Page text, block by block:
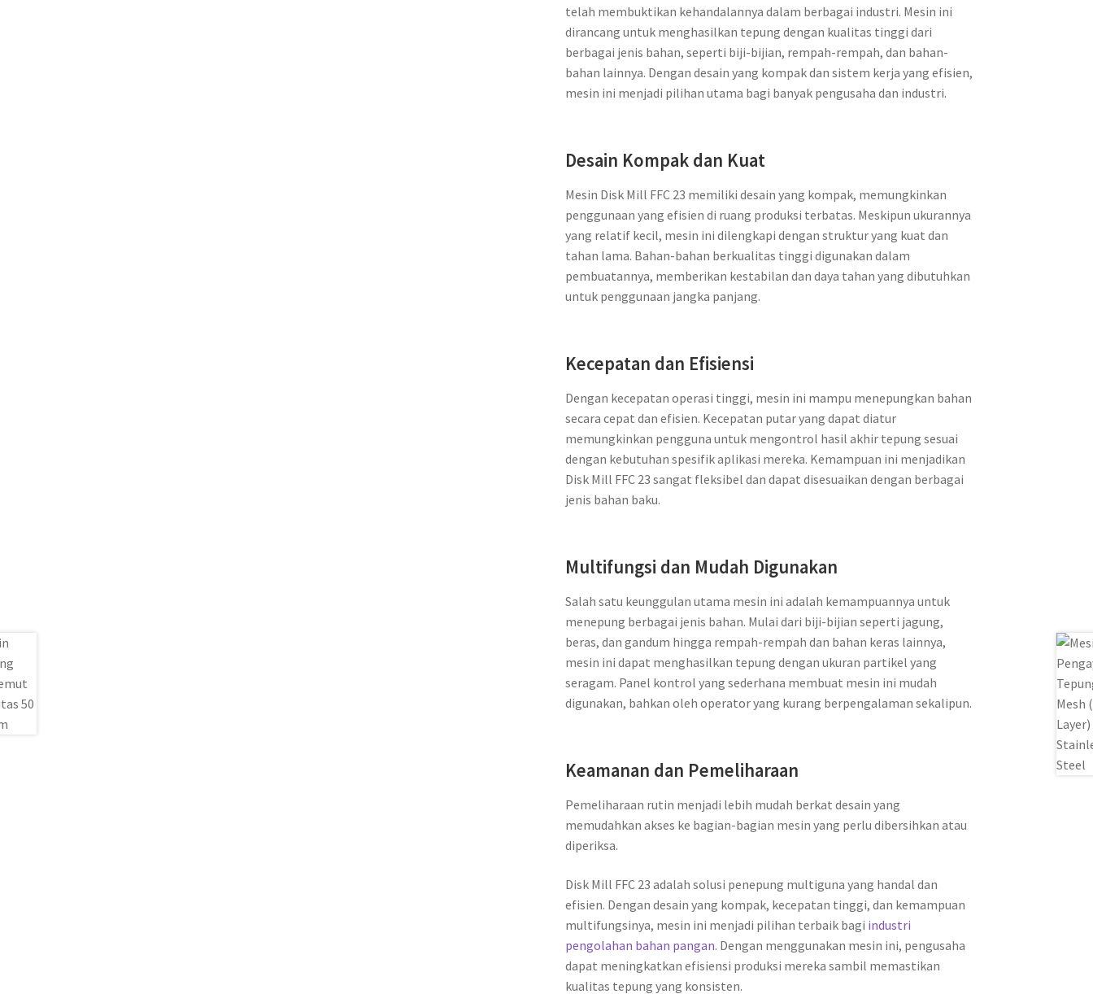
telah membuktikan kehandalannya dalam berbagai industri. Mesin ini
dirancang untuk menghasilkan tepung dengan kualitas tinggi dari
berbagai jenis bahan, seperti biji-bijian, rempah-rempah, dan bahan-
bahan lainnya. Dengan desain yang kompak dan sistem kerja yang efisien,
mesin ini menjadi pilihan utama bagi banyak pengusaha dan industri.
Desain Kompak dan Kuat
Mesin Disk Mill FFC 23 memiliki desain yang kompak, memungkinkan
penggunaan yang efisien di ruang produksi terbatas. Meskipun ukurannya
yang relatif kecil, mesin ini dilengkapi dengan struktur yang kuat dan
tahan lama. Bahan-bahan berkualitas tinggi digunakan dalam
pembuatannya, memberikan kestabilan dan daya tahan yang dibutuhkan
untuk penggunaan jangka panjang.
Kecepatan dan Efisiensi
Dengan kecepatan operasi tinggi, mesin ini mampu menepungkan bahan
secara cepat dan efisien. Kecepatan putar yang dapat diatur
memungkinkan pengguna untuk mengontrol hasil akhir tepung sesuai
dengan kebutuhan spesifik aplikasi mereka. Kemampuan ini menjadikan
Disk Mill FFC 23 sangat fleksibel dan dapat disesuaikan dengan berbagai
jenis bahan baku.
Multifungsi dan Mudah Digunakan
Salah satu keunggulan utama mesin ini adalah kemampuannya untuk
menepung berbagai jenis bahan. Mulai dari biji-bijian seperti jagung,
beras, dan gandum hingga rempah-rempah dan bahan keras lainnya,
mesin ini dapat menghasilkan tepung dengan ukuran partikel yang
seragam. Panel kontrol yang sederhana membuat mesin ini mudah
digunakan, bahkan oleh operator yang kurang berpengalaman sekalipun.
Keamanan dan Pemeliharaan
Pemeliharaan rutin menjadi lebih mudah berkat desain yang
memudahkan akses ke bagian-bagian mesin yang perlu dibersihkan atau
diperiksa.
Disk Mill FFC 23 adalah solusi penepung multiguna yang handal dan
efisien. Dengan desain yang kompak, kecepatan tinggi, dan kemampuan
multifungsinya, mesin ini menjadi pilihan terbaik bagi industri
pengolahan bahan pangan. Dengan menggunakan mesin ini, pengusaha
dapat meningkatkan efisiensi produksi mereka sambil memastikan
kualitas tepung yang konsisten.